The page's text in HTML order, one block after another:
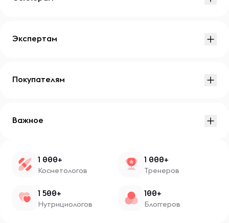
Экспертам
Покупателям
Важное
1 000+
Косметологов
1 000+
Тренеров
1 500+
Нутрициологов
100+
Блоггеров